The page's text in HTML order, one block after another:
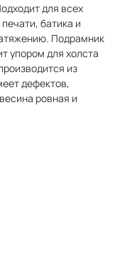
для всех
батика и
Подрамник
упором для холста
из
дефектов,
ровная и